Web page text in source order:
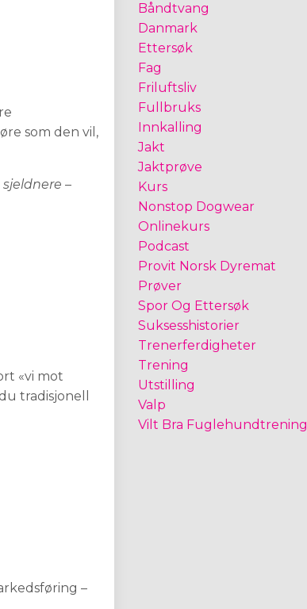
som den vil,
sjeldnere –
«vi mot
tradisjonell
–
Båndtvang
Danmark
Ettersøk
Fag
Friluftsliv
Fullbruks
Innkalling
Jakt
Jaktprøve
Kurs
Nonstop Dogwear
Onlinekurs
Podcast
Provit Norsk Dyremat
Prøver
Spor Og Ettersøk
Suksesshistorier
Trenerferdigheter
Trening
Utstilling
Valp
Vilt Bra Fuglehundtrening